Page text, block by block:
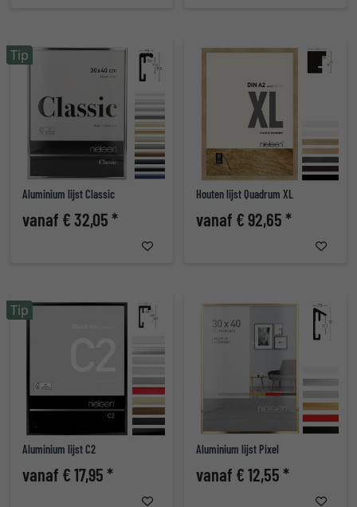
Aluminium lijst Classic
vanaf € 32,05 *
Tip
Houten lijst Quadrum XL
vanaf € 92,65 *
Aluminium lijst C2
vanaf € 17,95 *
Tip
Aluminium lijst Pixel
vanaf € 12,55 *